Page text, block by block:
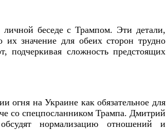
беседе с Трампом. Эти детали,
их значение для обеих сторон трудно
подчеркивая сложность предстоящих
огня на Украине как обязательное для
со спецпосланником Трампа. Дмитрий
нормализацию отношений и